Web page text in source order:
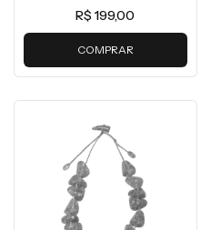
R$ 199,00
COMPRAR